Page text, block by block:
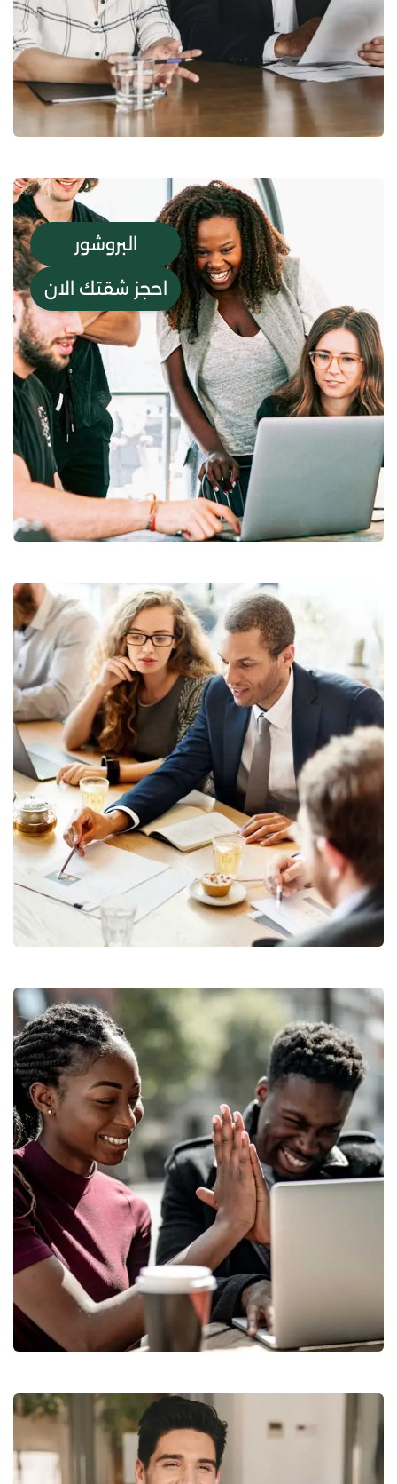
StartUp Business
Development
Business Growth
Branding
Market Expansion
البروشور
احجز شقتك الان